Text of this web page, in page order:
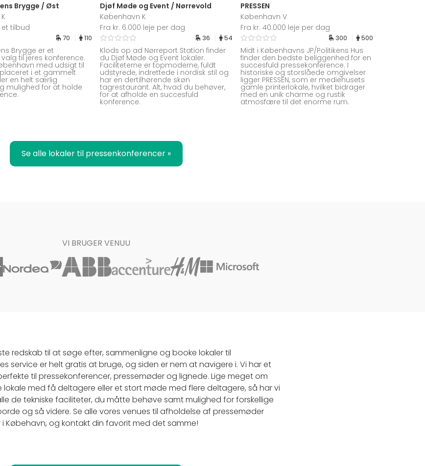
Brygge / Øst
tilbud
70 110
Brygge er et
til jeres konference.
med udsigt til
i et gammelt
en helt særlig
mulighed for at holde
Djøf Møde og Event / Nørrevold
København K
Fra kr. 6.000 leje per dag
36 54
Klods op ad Nørreport Station finder
du Djøf Møde og Event lokaler.
Faciliteterne er topmoderne, fuldt
udstyrede, indrettede i nordisk stil og
har en dertilhørende skøn
tagrestaurant. Alt, hvad du behøver,
for at afholde en succesfuld
konference.
PRESSEN
København V
Fra kr. 40.000 leje per dag
300 500
Midt i Københavns JP/Politikens Hus
finder den bedste beliggenhed for en
succesfuld pressekonference. I
historiske og storslåede omgivelser
ligger PRESSEN, som er mediehusets
gamle printerlokale, hvilket bidrager
med en unik charme og rustik
atmosfære til det enorme rum.
Se alle lokaler til pressenkonferencer »
VI BRUGER VENUU
redskab til at søge efter, sammenligne og booke lokaler til
service er helt gratis at bruge, og siden er nem at navigere i. Vi har et
til pressekonferencer, pressemøder og lignede. Lige meget om
med få deltagere eller et stort møde med flere deltagere, så har vi
de tekniske faciliteter, du måtte behøve samt mulighed for forskellige
og så videre. Se alle vores venues til afholdelse af pressemøder
i Købehavn, og kontakt din favorit med det samme!